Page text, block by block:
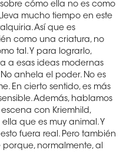
cómo ella no es como
mucho tiempo en este
Así que es
como una criatura, no
tal. Y para lograrlo,
a esas ideas modernas
anhela el poder. No es
En cierto sentido, es más
Además, hablamos
con Kriemhild,
que es muy animal. Y
fuera real. Pero también
porque, normalmente, al